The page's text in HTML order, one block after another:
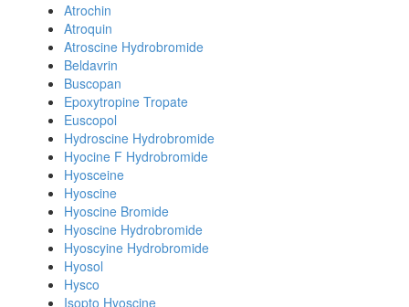
Atrochin
Atroquin
Atroscine Hydrobromide
Beldavrin
Buscopan
Epoxytropine Tropate
Euscopol
Hydroscine Hydrobromide
Hyocine F Hydrobromide
Hyosceine
Hyoscine
Hyoscine Bromide
Hyoscine Hydrobromide
Hyoscyine Hydrobromide
Hyosol
Hysco
Isopto Hyoscine